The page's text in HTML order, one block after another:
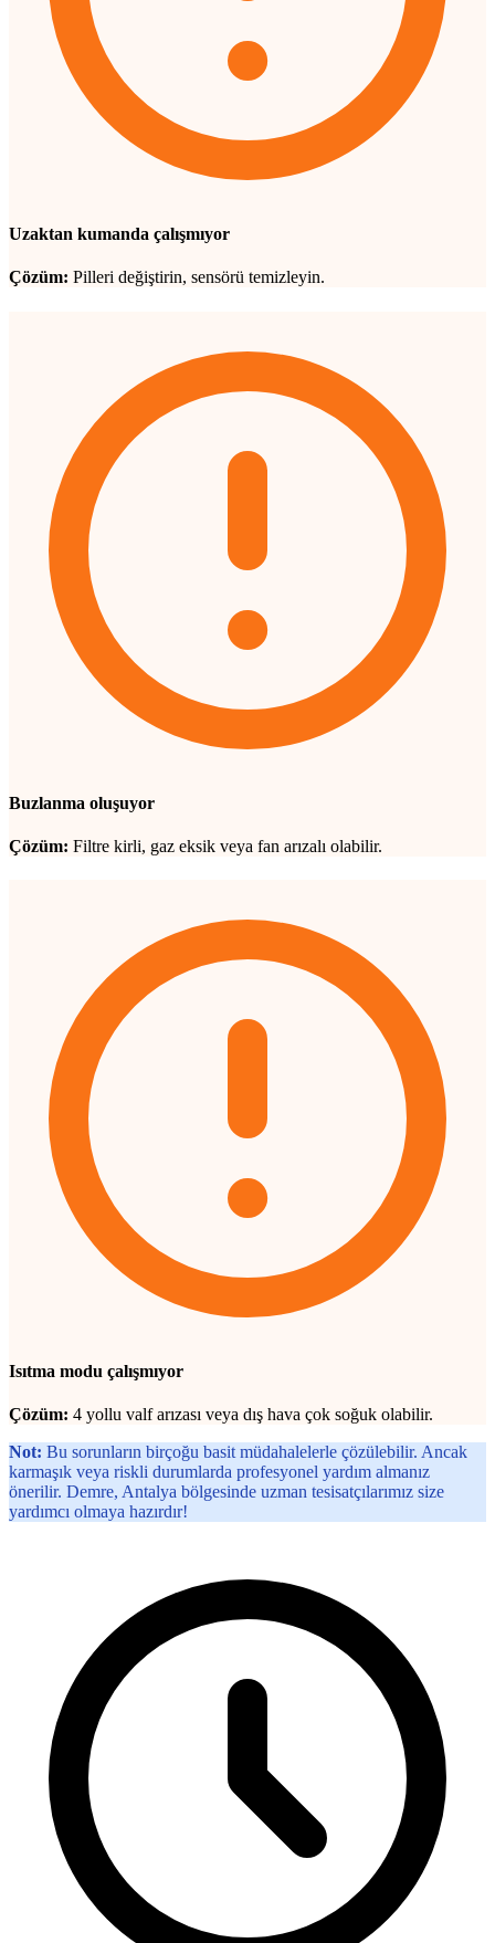
Uzaktan kumanda çalışmıyor
Çözüm: Pilleri değiştirin, sensörü temizleyin.
Buzlanma oluşuyor
Çözüm: Filtre kirli, gaz eksik veya fan arızalı olabilir.
Isıtma modu çalışmıyor
Çözüm: 4 yollu valf arızası veya dış hava çok soğuk olabilir.
Not: Bu sorunların birçoğu basit müdahalelerle çözülebilir. Ancak
karmaşık veya riskli durumlarda profesyonel yardım almanız
önerilir. Demre, Antalya bölgesinde uzman tesisatçılarımız size
yardımcı olmaya hazırdır!